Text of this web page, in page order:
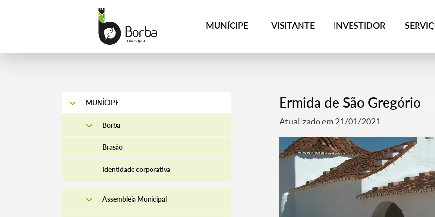
MUNÍCIPE VISITANTE INVESTIDOR
MUNÍCIPE
Borba
Brasão
Identidade corporativa
Assembleia Municipal
Ermida de São Gregório
Atualizado em 21/01/2021